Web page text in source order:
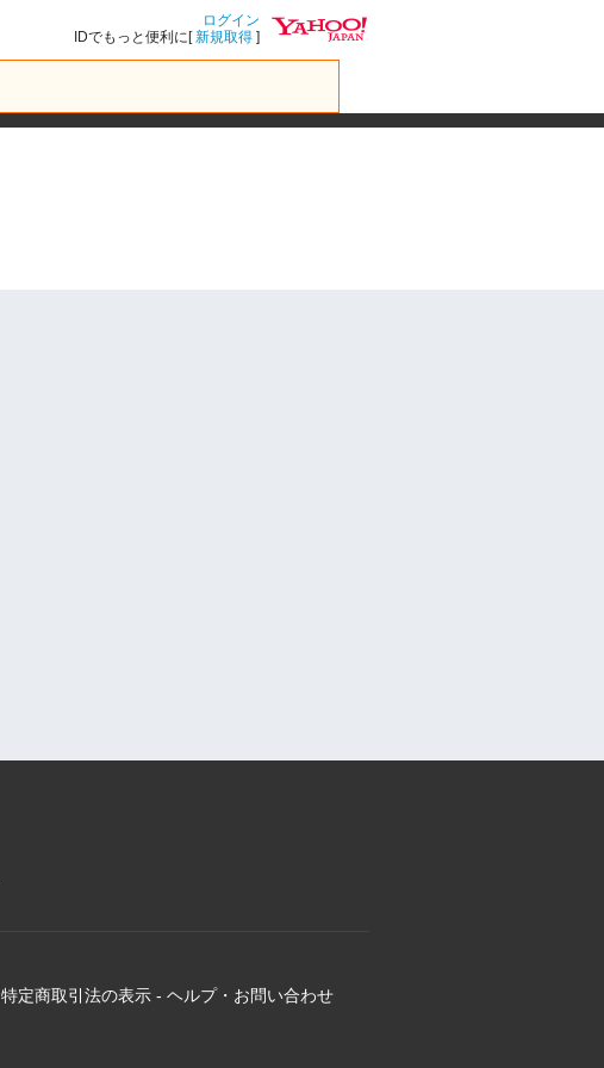
ログイン
IDでもっと便利に[新規取得 ]
特定商取引法の表示 - ヘルプ・お問い合わせ